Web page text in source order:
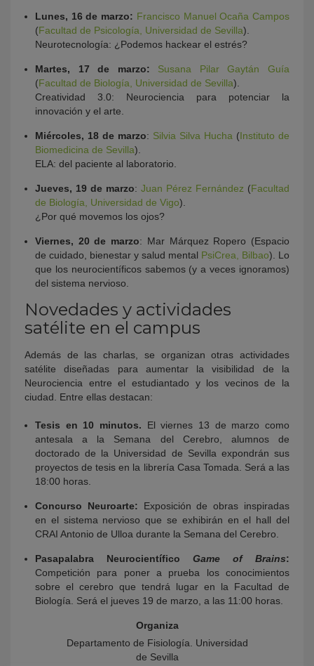
Lunes, 16 de marzo: Francisco Manuel Ocaña Campos
(Facultad de Psicología, Universidad de Sevilla).
Neurotecnología: ¿Podemos hackear el estrés?
Martes, 17 de marzo:
Susana Pilar Gaytán Guía
(Facultad de Biología, Universidad de Sevilla).
Creatividad 3.0: Neurociencia para potenciar la
innovación y el arte.
Miércoles, 18 de marzo: Silvia Silva Hucha (Instituto de
Biomedicina de Sevilla).
ELA: del paciente al laboratorio.
Jueves, 19 de marzo: Juan Pérez Fernández (Facultad
de Biología, Universidad de Vigo).
¿Por qué movemos los ojos?
Viernes, 20 de marzo: Mar Márquez Ropero (Espacio
de cuidado, bienestar y salud mental PsiCrea, Bilbao). Lo
que los neurocientíficos sabemos (y a veces ignoramos)
del sistema nervioso.
Novedades y actividades
satélite en el campus
Además de las charlas, se organizan otras actividades
satélite diseñadas para aumentar la visibilidad de la
Neurociencia entre el estudiantado y los vecinos de la
ciudad. Entre ellas destacan:
Tesis en 10 minutos. El viernes 13 de marzo como
antesala a la Semana del Cerebro, alumnos de
doctorado de la Universidad de Sevilla expondrán sus
proyectos de tesis en la librería Casa Tomada. Será a las
18:00 horas.
Concurso Neuroarte: Exposición de obras inspiradas
en el sistema nervioso que se exhibirán en el hall del
CRAI Antonio de Ulloa durante la Semana del Cerebro.
Pasapalabra Neurocientífico Game of Brains:
Competición para poner a prueba los conocimientos
sobre el cerebro que tendrá lugar en la Facultad de
Biología. Será el jueves 19 de marzo, a las 11:00 horas.
Organiza
Departamento de Fisiología. Universidad
de Sevilla